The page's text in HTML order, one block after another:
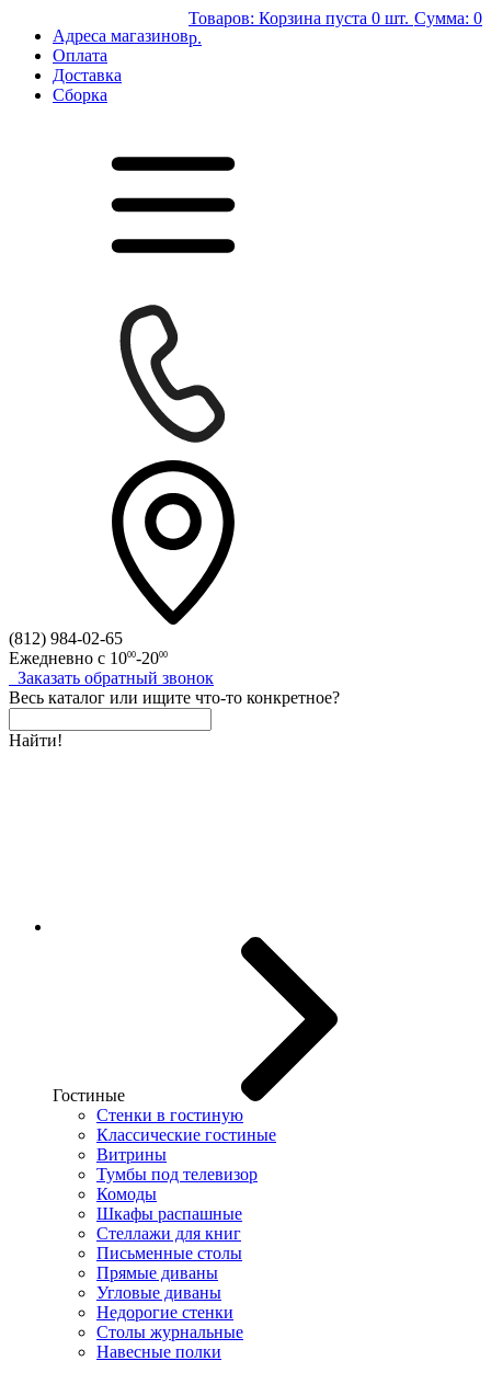
Адреса магазинов
Оплата
Доставка
Сборка
Товаров: Корзина пуста 0 шт. Сумма: 0
р.
(812) 984-02-65
Ежедневно с 1000-2000
Заказать обратный звонок
Весь каталог или ищите что-то конкретное?
Найти!
Гостиные
Стенки в гостиную
Классические гостиные
Витрины
Тумбы под телевизор
Комоды
Шкафы распашные
Стеллажи для книг
Письменные столы
Прямые диваны
Угловые диваны
Недорогие стенки
Столы журнальные
Навесные полки